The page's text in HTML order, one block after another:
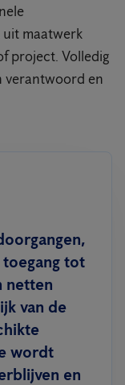
maatwerk
project. Volledig
verantwoord en
tot
netten
van de
wordt
en